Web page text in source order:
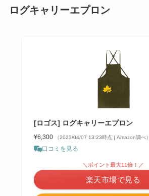
ログキャリーエプロン
[ロゴス] ログキャリーエプロン
¥6,300 （2023/04/07 13:23時点 | Amazon調べ）
口コミを見る
＼ポイント最大11倍！／
楽天市場で見る